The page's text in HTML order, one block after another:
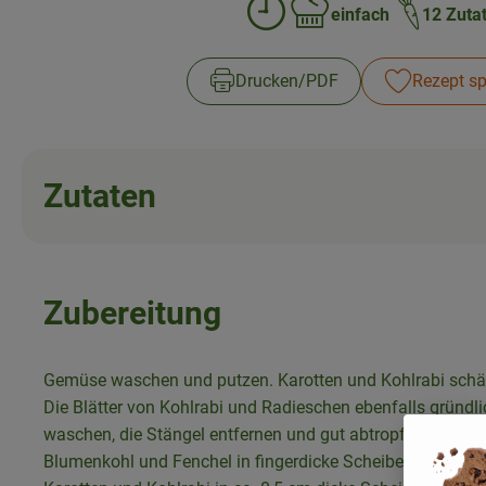
Zubreitungszeit:
Schwierigkeit:
einfach 12
Drucken​/​PDF Rezept
Zutaten
Zubereitung
Gemüse waschen und putzen. Karotten und Kohlrabi
Die Blätter von Kohlrabi und Radieschen ebenfalls
waschen, die Stängel entfernen und gut abtropfen lassen.
Blumenkohl und Fenchel in fingerdicke Scheiben